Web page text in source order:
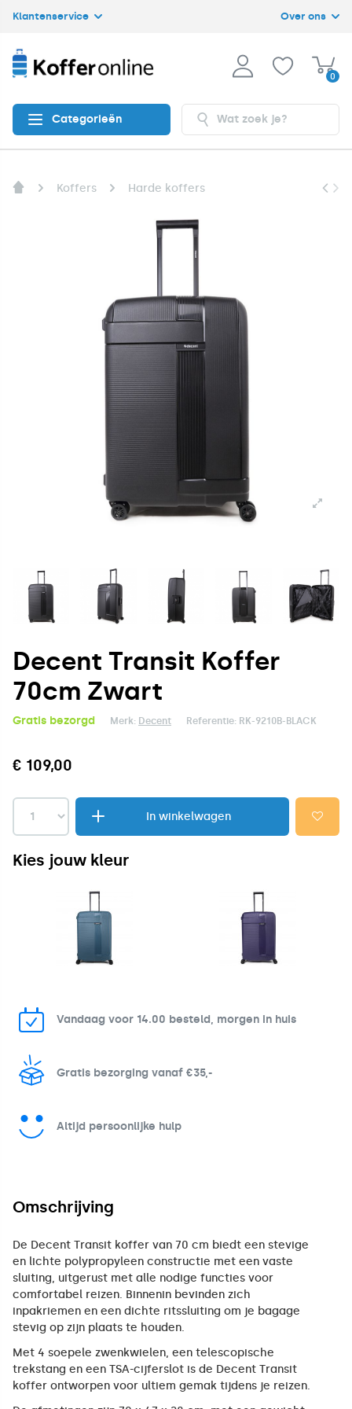
Klantenservice Over ons
0
Categorieën
Koffers Harde koffers
Decent Transit Koffer
70cm Zwart
Gratis bezorgd Merk: Decent Referentie: RK-9210B-BLACK
€ 109,00
In winkelwagen
Kies jouw kleur
Vandaag voor 14.00 besteld, morgen in huis
Gratis bezorging vanaf €35,-
Altijd persoonlijke hulp
Omschrijving
De Decent Transit koffer van 70 cm biedt een stevige
en lichte polypropyleen constructie met een vaste
sluiting, uitgerust met alle nodige functies voor
comfortabel reizen. Binnenin bevinden zich
inpakriemen en een dichte ritssluiting om je bagage
stevig op zijn plaats te houden.
Met 4 soepele zwenkwielen, een telescopische
trekstang en een TSA-cijferslot is de Decent Transit
koffer ontworpen voor ultiem gemak tijdens je reizen.